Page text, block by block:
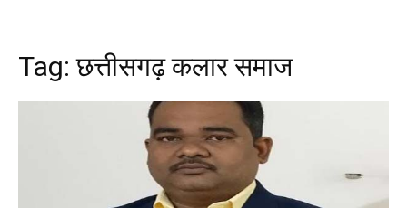
Tag:छत्तीसगढ़ कलार समाज